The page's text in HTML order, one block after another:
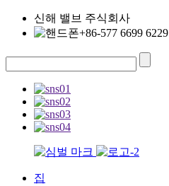
신해 밸브 주식회사
+86-577 6699 6229
집